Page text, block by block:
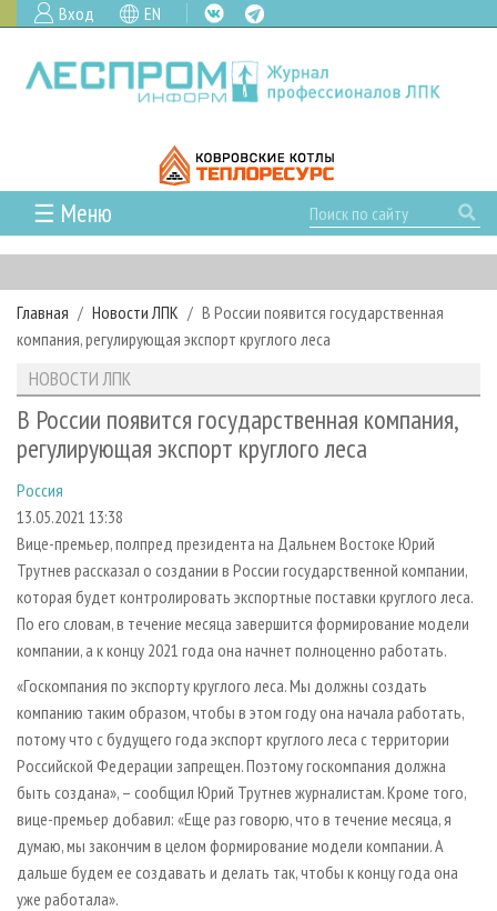
Вход EN
☰ Меню
ГЛАВНАЯ
РУБРИКИ И ТЕМЫ
РУБРИКИ ЖУРНАЛА
ЛЕСОЗАГОТОВКА
ЛЕСОПИЛЕНИЕ
СУШКА ДРЕВЕСИНЫ
ПРОИЗВОДСТВО ДРЕВЕСНЫХ ПЛИТ
ДЕРЕВЯННОЕ ДОМОСТРОЕНИЕ
ПРОИЗВОДСТВО МЕБЕЛИ
БИОЭНЕРГЕТИКА
ЦБП
ИНСТРУМЕНТ И МАТЕРИАЛЫ
НОВОСТИ
НОВОСТИ ЛПК
НОВОСТИ ЖУРНАЛА
ПРОЕКТЫ ЛПИ
АНАЛИТИКА
ПРЕДПРИЯТИЯ ЛПК
ПЕРСОНЫ
МОБИЛЬНЫЕ ВЫСТАВКИ
ОФИЦИАЛЬНЫЕ ДЕЛЕГАЦИИ
ПРИОРИТЕТНЫЕ ИНВЕСТПРОЕКТЫ
RUSSIAN FORESTRY REVIEW
ГАЗЕТА ЛЕСПРОМФОРУМ
БИБЛИОТЕКА СПЕЦИАЛИСТА
АРХИВ
АРХИВ ЖУРНАЛОВ
О ЖУРНАЛЕ
КОНТАКТЫ
РЕКЛАМОДАТЕЛЯМ
РЕКЛАМА
РЕКЛАМА НА САЙТЕ
Главная Новости ЛПК
В России появится государственная
компания, регулирующая экспорт круглого леса
НОВОСТИ ЛПК
В России появится государственная компания,
регулирующая экспорт круглого леса
Россия
13.05.2021 13:38
Вице-премьер, полпред президента на Дальнем Востоке Юрий
Трутнев рассказал о создании в России государственной компании,
которая будет контролировать экспортные поставки круглого леса.
По его словам, в течение месяца завершится формирование модели
компании, а к концу 2021 года она начнет полноценно работать.
«Госкомпания по экспорту круглого леса. Мы должны создать
компанию таким образом, чтобы в этом году она начала работать,
потому что с будущего года экспорт круглого леса с территории
Российской Федерации запрещен. Поэтому госкомпания должна
быть создана», – сообщил Юрий Трутнев журналистам. Кроме того,
вице-премьер добавил: «Еще раз говорю, что в течение месяца, я
думаю, мы закончим в целом формирование модели компании. А
дальше будем ее создавать и делать так, чтобы к концу года она
уже работала».